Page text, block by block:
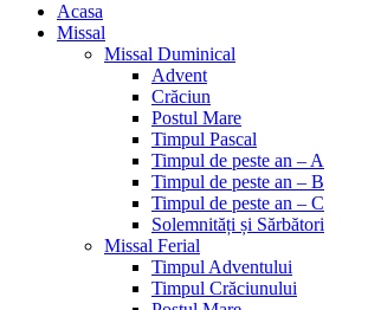
Acasa
Missal
Missal Duminical
Advent
Crăciun
Postul Mare
Timpul Pascal
Timpul de peste an – A
Timpul de peste an – B
Timpul de peste an – C
Solemnități și Sărbători
Missal Ferial
Timpul Adventului
Timpul Crăciunului